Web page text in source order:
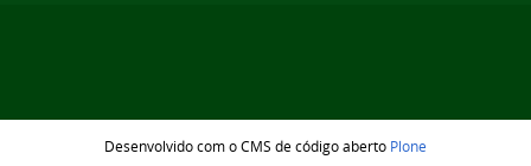
Desenvolvido com o CMS de código aberto Plone